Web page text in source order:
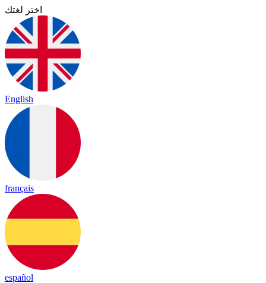
اختر لغتك
English
français
español